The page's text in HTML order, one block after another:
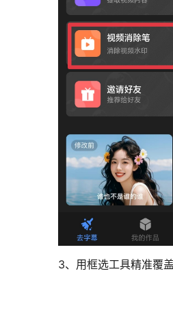
3、用框选工具精准覆